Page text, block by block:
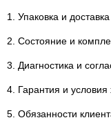
1. Упаковка и доставка
2. Состояние и
3. Диагностика и
4. Гарантия и условия
5. Обязанности